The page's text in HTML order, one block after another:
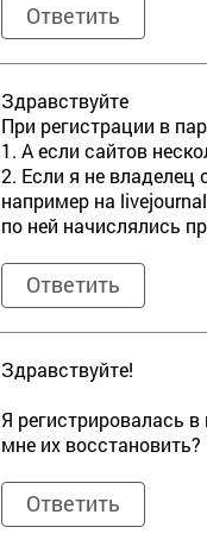
Ответить
Здравствуйте
При регистрации в
1. А если сайтов
2. Если я не владелец
например на
по ней начислялись
Ответить
Здравствуйте!
Я регистрировалась
мне их восстановить?
Ответить